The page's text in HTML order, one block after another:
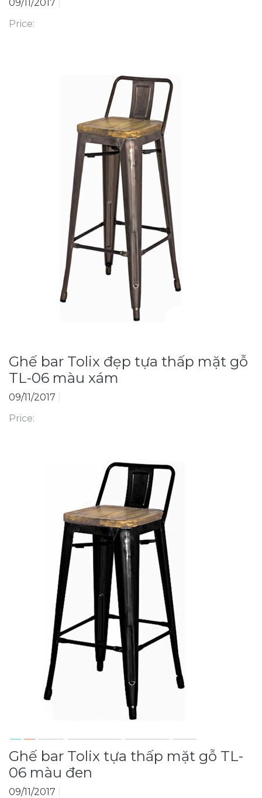
Ghế bar Tolix tựa thấp mặt gỗ TL-
06 màu đen
09/11/2017
Ghế bar Tolix đẹp tựa thấp mặt gỗ
TL-06 màu xám
09/11/2017
Price:
09/11/2017
Price: